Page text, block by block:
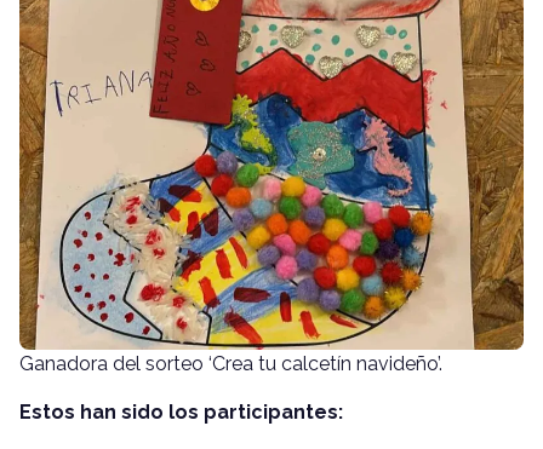
Ganadora del sorteo ‘Crea tu calcetín navideño’.
Estos han sido los participantes: